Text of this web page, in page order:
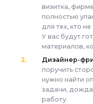
визитка,
полностью
для тех, кто
У вас будут
материалов,
Дизайнер-
поручить
нужно найти
задачи,
работу.